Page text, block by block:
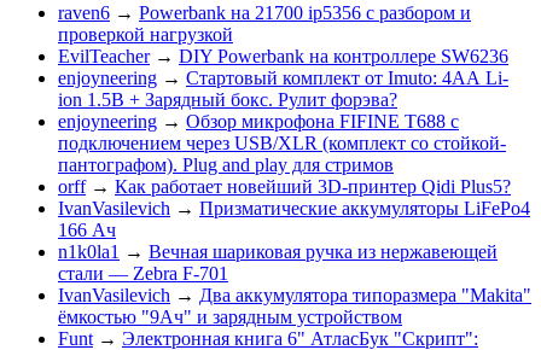
raven6 → Powerbank на 21700 ip5356 c разбором и
проверкой нагрузкой
EvilTeacher → DIY Powerbank на контроллере SW6236
enjoyneering → Стартовый комплект от Imuto: 4АА Li-
ion 1.5В + Зарядный бокс. Рулит форэва?
enjoyneering → Обзор микрофона FIFINE T688 с
подключением через USB/XLR (комплект со стойкой-
пантографом). Plug and play для стримов
orff → Как работает новейший 3D-принтер Qidi Plus5?
IvanVasilevich → Призматические аккумуляторы LiFePo4
166 Ач
n1k0la1 → Вечная шариковая ручка из нержавеющей
стали — Zebra F-701
IvanVasilevich → Два аккумулятора типоразмера "Makita"
ёмкостью "9Ач" и зарядным устройством
Funt → Электронная книга 6" АтласБук "Скрипт":